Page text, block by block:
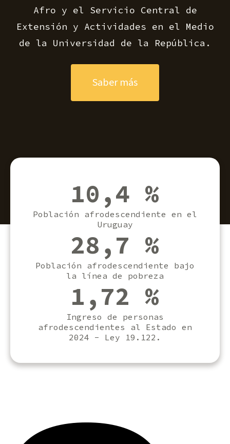
Afro y el Servicio Central de
Extensión y Actividades en el Medio
de la Universidad de la República.
Saber más
10,4 %
Población afrodescendiente en el
Uruguay
28,7 %
Población afrodescendiente bajo
la línea de pobreza
1,72 %
Ingreso de personas
afrodescendientes al Estado en
2024 - Ley 19.122.